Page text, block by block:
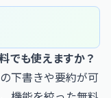
でも使えますか？
下書きや要約が可